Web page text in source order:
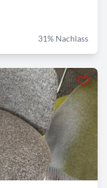
31% Nachlass